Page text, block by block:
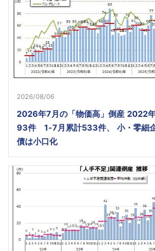
2026/08/06
2026年7月の「物価高」倒産 2022
93件 1-7月累計533件、 小・零細
債は小口化